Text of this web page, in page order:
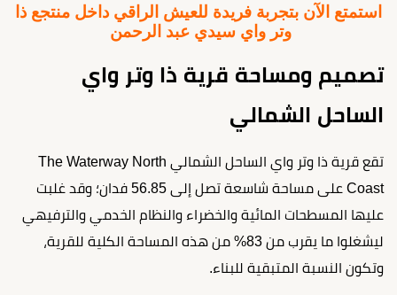
استمتع الآن بتجربة فريدة للعيش الراقي داخل منتجع ذا
وتر واي سيدي عبد الرحمن
تصميم ومساحة قرية ذا وتر واي
الساحل الشمالي
تقع قرية ذا وتر واي الساحل الشمالي The Waterway North
Coast على مساحة شاسعة تصل إلى 56.85 فدان؛ وقد غلبت
عليها المسطحات المائية والخضراء والنظام الخدمي والترفيهي
ليشغلوا ما يقرب من 83% من هذه المساحة الكلية للقرية،
وتكون النسبة المتبقية للبناء.